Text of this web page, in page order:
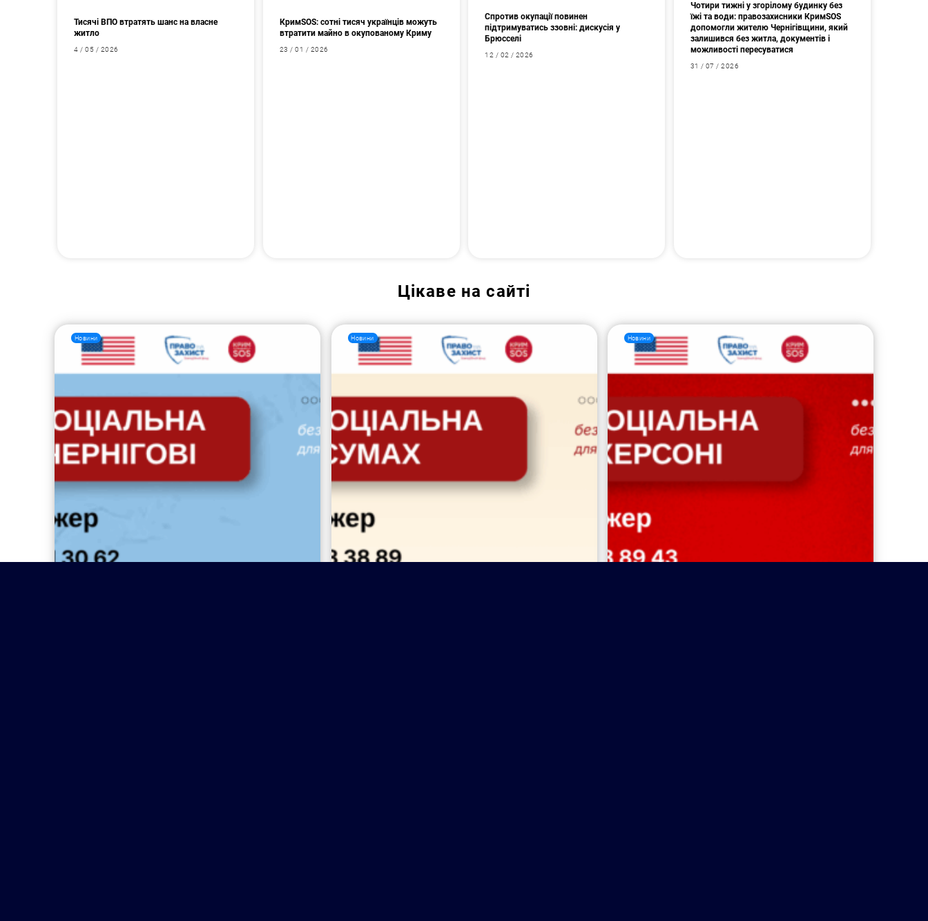
Тисячі ВПО втратять шанс на власне
житло
4 / 05 / 2026
КримSOS: сотні тисяч українців можуть
втратити майно в окупованому Криму
23 / 01 / 2026
Спротив окупації повинен
підтримуватись ззовні: дискусія у
Брюсселі
12 / 02 / 2026
Чотири тижні у згорілому будинку без
їжі та води: правозахисники КримSOS
допомогли жителю Чернігівщини, який
залишився без житла, документів і
можливості пересуватися
31 / 07 / 2026
Цікаве на сайті
Новини Новини Новини